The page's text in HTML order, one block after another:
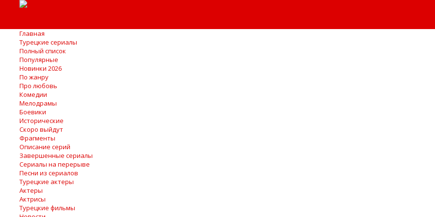
Главная
Турецкие сериалы
Полный список
Популярные
Новинки 2026
По жанру
Про любовь
Комедии
Мелодрамы
Боевики
Исторические
Скоро выйдут
Фрагменты
Описание серий
Завершенные сериалы
Сериалы на перерыве
Песни из сериалов
Турецкие актеры
Актеры
Актрисы
Турецкие фильмы